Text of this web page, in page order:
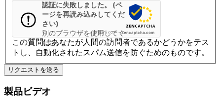
認証に失敗しました。 (ペ
ージを再読み込みしてくだ
さい)
別のブラウザを使用してく
ださい
プライバシー -Zencaptcha.com
この質問はあなたが人間の訪問者であるかどうかをテス
トし、自動化されたスパム送信を防ぐためのものです。
製品ビデオ